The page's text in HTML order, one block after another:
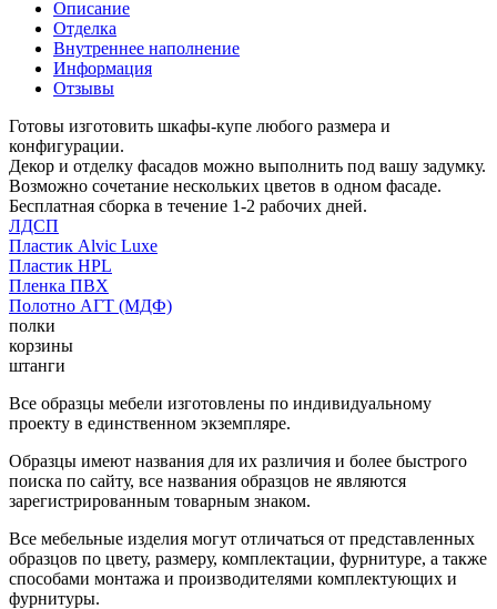
Описание
Отделка
Внутреннее наполнение
Информация
Отзывы
Готовы изготовить шкафы-купе любого размера и
конфигурации.
Декор и отделку фасадов можно выполнить под вашу задумку.
Возможно сочетание нескольких цветов в одном фасаде.
Бесплатная сборка в течение 1-2 рабочих дней.
ЛДСП
Пластик Alvic Luxe
Пластик HPL
Пленка ПВХ
Полотно АГТ (МДФ)
полки
корзины
штанги
Все образцы мебели изготовлены по индивидуальному
проекту в единственном экземпляре.
Образцы имеют названия для их различия и более быстрого
поиска по сайту, все названия образцов не являются
зарегистрированным товарным знаком.
Все мебельные изделия могут отличаться от представленных
образцов по цвету, размеру, комплектации, фурнитуре, а также
способами монтажа и производителями комплектующих и
фурнитуры.